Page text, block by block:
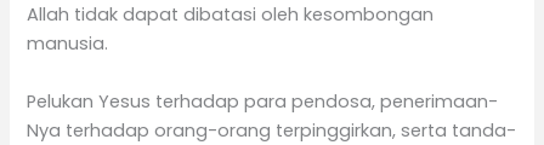
Allah tidak dapat dibatasi oleh kesombongan
manusia.
Pelukan Yesus terhadap para pendosa, penerimaan-
Nya terhadap orang-orang terpinggirkan, serta tanda-